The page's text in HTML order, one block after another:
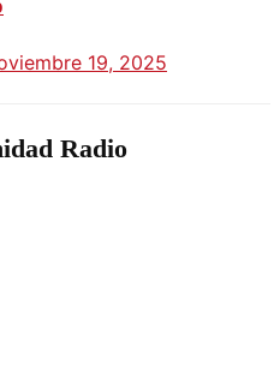
19, 2025
Radio